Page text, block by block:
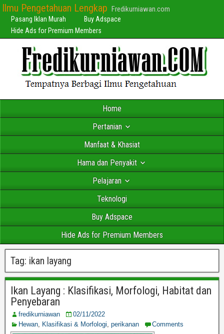
Ilmu Pengetahuan Lengkap Fredikurniawan.com
Pasang Iklan Murah
Buy Adspace
Hide Ads for Premium Members
Home
Pertanian
Manfaat & Khasiat
Hama dan Penyakit
Pelajaran
Teknologi
Buy Adspace
Hide Ads for Premium Members
Tag: ikan layang
Ikan Layang : Klasifikasi, Morfologi, Habitat dan
Penyebaran
fredikurniawan
02/11/2022
Hewan, Klasifikasi & Morfologi, perikanan Comments